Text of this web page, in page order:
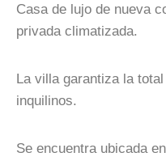
Casa de lujo de nueva
privada climatizada.
La villa garantiza la
inquilinos.
Se encuentra ubicada